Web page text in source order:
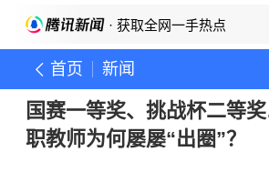
· 获取全网一手热点
首页 新闻
国赛一等奖、挑战杯二等
职教师为何屡屡“出圈”？